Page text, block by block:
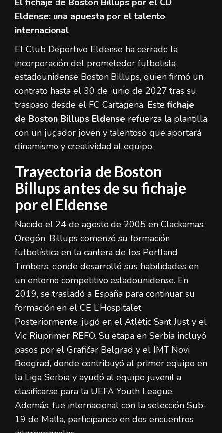
El fichaje de Boston Billups por el CD
Eldense: una apuesta por el talento
internacional
El Club Deportivo Eldense ha cerrado la
incorporación del prometedor futbolista
estadounidense Boston Billups, quien firmó un
contrato hasta el 30 de junio de 2027 tras su
traspaso desde el FC Cartagena. Este fichaje
de Boston Billups Eldense refuerza la plantilla
con un jugador joven y talentoso que aportará
dinamismo y creatividad al equipo.
Trayectoria de Boston
Billups antes de su fichaje
por el Eldense
Nacido el 24 de agosto de 2005 en Clackamas,
Oregón, Billups comenzó su formación
futbolística en la cantera de los Portland
Timbers, donde desarrolló sus habilidades en
un entorno competitivo estadounidense. En
2019, se trasladó a España para continuar su
formación en el CE L’Hospitalet.
Posteriormente, jugó en el Atlètic Sant Just y el
Vic Riuprimer REFO. Su etapa en Serbia incluyó
pasos por el Grafičar Belgrad y el IMT Novi
Beograd, donde contribuyó al primer equipo en
la Liga Serbia y ayudó al equipo juvenil a
clasificarse para la UEFA Youth League.
Además, fue internacional con la selección Sub-
19 de Malta, participando en dos encuentros